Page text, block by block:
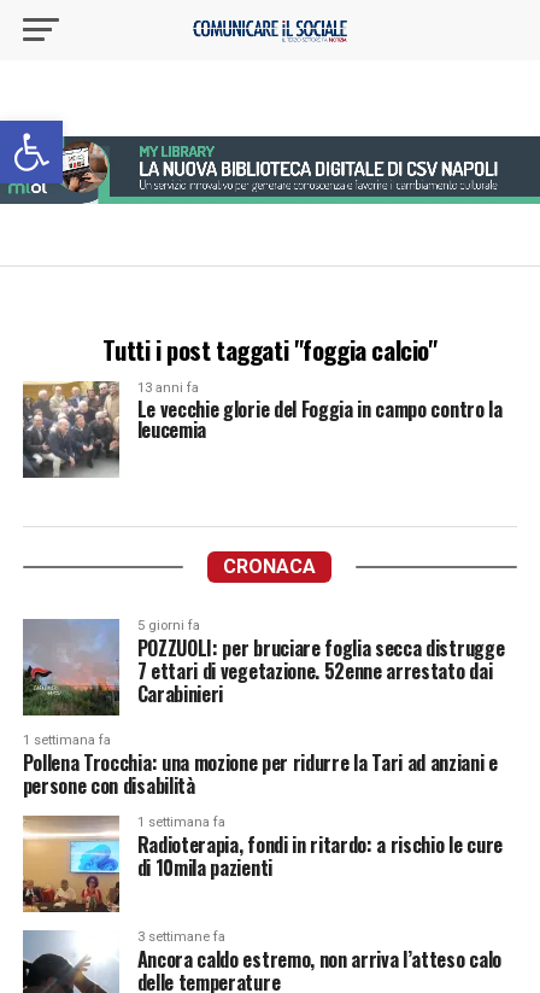
Apri la barra degli strumenti
Tutti i post taggati "foggia calcio"
13 anni fa
Le vecchie glorie del Foggia in campo contro la
leucemia
CRONACA
5 giorni fa
POZZUOLI: per bruciare foglia secca distrugge
7 ettari di vegetazione. 52enne arrestato dai
Carabinieri
1 settimana fa
Pollena Trocchia: una mozione per ridurre la Tari ad anziani e
persone con disabilità
1 settimana fa
Radioterapia, fondi in ritardo: a rischio le cure
di 10mila pazienti
3 settimane fa
Ancora caldo estremo, non arriva l’atteso calo
delle temperature